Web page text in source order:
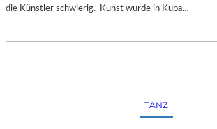
die Künstler schwierig. Kunst wurde in Kuba…
TANZ